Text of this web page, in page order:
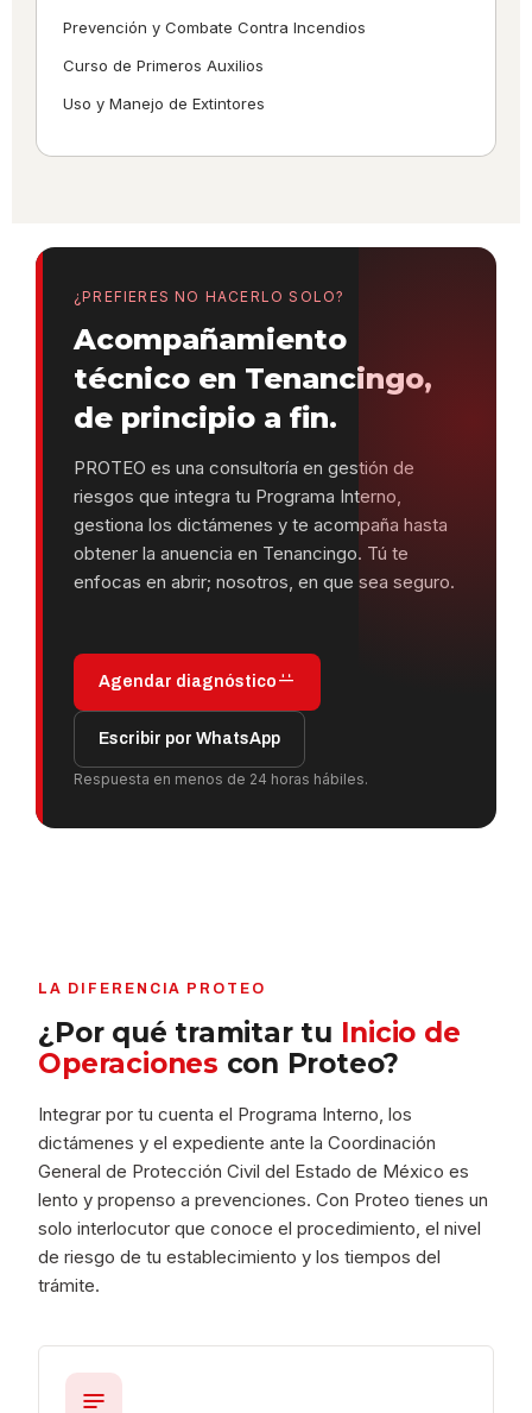
Prevención y Combate Contra Incendios
Curso de Primeros Auxilios
Uso y Manejo de Extintores
¿PREFIERES NO HACERLO SOLO?
Acompañamiento
técnico en Tenancingo,
de principio a fin.
PROTEO es una consultoría en gestión de
riesgos que integra tu Programa Interno,
gestiona los dictámenes y te acompaña hasta
obtener la anuencia en Tenancingo. Tú te
enfocas en abrir; nosotros, en que sea seguro.
Agendar diagnóstico
Escribir por WhatsApp
Respuesta en menos de 24 horas hábiles.
LA DIFERENCIA PROTEO
¿Por qué tramitar tu Inicio de
Operaciones con Proteo?
Integrar por tu cuenta el Programa Interno, los
dictámenes y el expediente ante la Coordinación
General de Protección Civil del Estado de México es
lento y propenso a prevenciones. Con Proteo tienes un
solo interlocutor que conoce el procedimiento, el nivel
de riesgo de tu establecimiento y los tiempos del
trámite.